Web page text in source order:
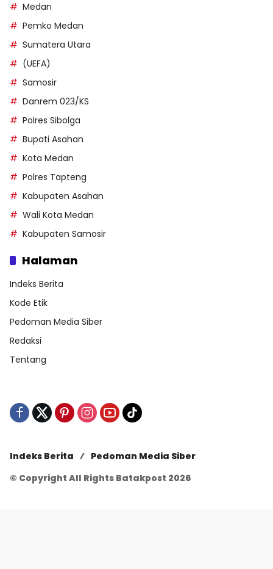
Medan
Pemko Medan
Sumatera Utara
(UEFA)
Samosir
Danrem 023/KS
Polres Sibolga
Bupati Asahan
Kota Medan
Polres Tapteng
Kabupaten Asahan
Wali Kota Medan
Kabupaten Samosir
Halaman
Indeks Berita
Kode Etik
Pedoman Media Siber
Redaksi
Tentang
Indeks Berita
Pedoman Media Siber
© Copyright All Rights Batakpost 2026